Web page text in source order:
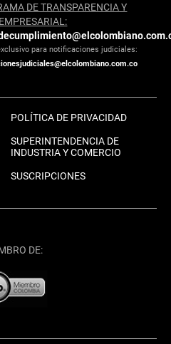
DE TRANSPARENCIA Y
para notificaciones judiciales:
POLÍTICA DE PRIVACIDAD
SUPERINTENDENCIA DE
INDUSTRIA Y COMERCIO
SUSCRIPCIONES
DE: